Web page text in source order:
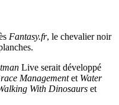
Fantasy.fr, le chevalier noir
Live serait développé
Managementet Water
With Dinosaurs et